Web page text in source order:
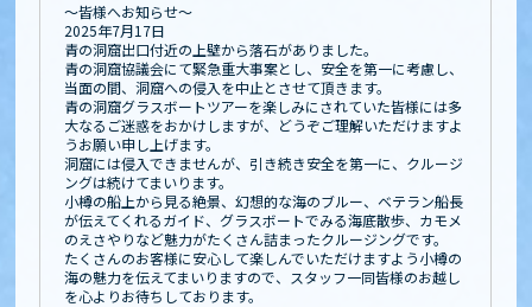
～皆様へお知らせ～
2025年7月17日
青の洞窟出口付近の上壁から落石がありました。
青の洞窟協議会にて緊急重大事案とし、安全を第一に考慮し、
当面の間、洞窟への侵入を中止とさせて頂きます。
青の洞窟グラスボートツアーを楽しみにされていた皆様には多
大なるご迷惑をおかけしますが、どうぞご理解いただけますよ
うお願い申し上げます。
洞窟には侵入できませんが、引き続き安全を第一に、クルージ
ングは続けてまいります。
小樽の船上から見る絶景、幻想的な海のブルー、ベテラン船長
が伝えてくれるガイド、グラスボートでみる海底散歩、カモメ
のえさやりなど魅力がたくさん詰まったクルージングです。
たくさんのお客様に安心して楽しんでいただけますよう小樽の
海の魅力を伝えてまいりますので、スタッフ一同皆様のお越し
を心よりお待ちしております。